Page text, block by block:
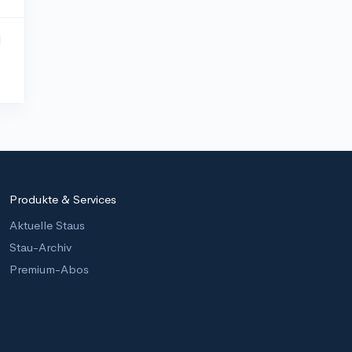
Produkte & Services
Aktuelle Staus
Stau-Archiv
Premium-Abos